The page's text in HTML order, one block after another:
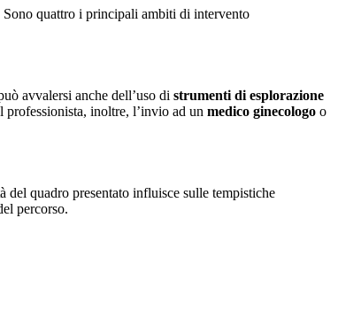
Sono quattro i principali ambiti di intervento
avvalersi anche dell’uso di strumenti di esplorazione
inoltre, l’invio ad un medico ginecologo o
del quadro presentato influisce sulle tempistiche
percorso.